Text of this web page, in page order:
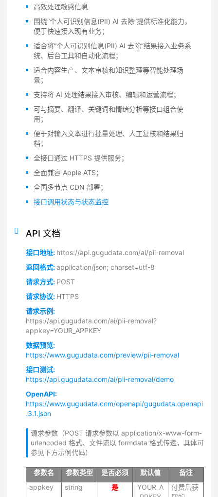
高效处理敏感信息
围绕“个人可识别信息(PII) AI 去除”提供标准化能力，
便于快速接入现有业务；
适合将“个人可识别信息(PII) AI 去除”结果接入业务系
统、后台工具和自动化流程；
适合内容生产、文本审核和知识整理等智能处理场
景；
支持将 AI 处理结果接入审核、编辑和运营流程；
可与摘要、翻译、关键词和情绪分析等接口组合使
用；
便于对输入文本进行批量处理、人工复核和结果归
档；
全接口通过 HTTPS 提供服务；
全面兼容 Apple ATS；
全国多节点 CDN 部署；
接口调用状态与状态监控
API 文档
接口地址: https://api.gugudata.com/ai/pii-removal
返回格式:application/json; charset=utf-8
请求方式: POST
请求协议: HTTPS
请求示例:
https://api.gugudata.com/ai/pii-removal?
appkey=YOUR_APPKEY
数据预览:
https://www.gugudata.com/preview/pii-removal
接口测试:
https://api.gugudata.com/ai/pii-removal/demo
OpenAPI:
https://www.gugudata.com/openapi/gugudata.openapi
.3.1.json
请求参数（POST 请求参数以 application/x-www-form-
urlencoded 格式、文件流以 formdata 格式传递，具体可
参见下方示例代码）
参数名 参数类型 是否必须 默认值
备注
appkey
string 是
YOUR_A
付费后获